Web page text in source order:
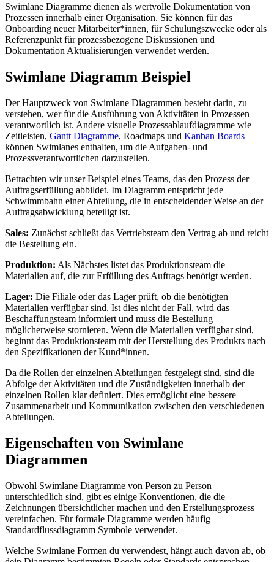
Swimlane Diagramme dienen als wertvolle Dokumentation von
Prozessen innerhalb einer Organisation. Sie können für das
Onboarding neuer Mitarbeiter*innen, für Schulungszwecke oder als
Referenzpunkt für prozessbezogene Diskussionen und
Dokumentation Aktualisierungen verwendet werden.
Swimlane Diagramm Beispiel
Der Hauptzweck von Swimlane Diagrammen besteht darin, zu
verstehen, wer für die Ausführung von Aktivitäten in Prozessen
verantwortlich ist. Andere visuelle Prozessablaufdiagramme wie
Zeitleisten, Gantt Diagramme, Roadmaps und Kanban Boards
können Swimlanes enthalten, um die Aufgaben- und
Prozessverantwortlichen darzustellen.
Betrachten wir unser Beispiel eines Teams, das den Prozess der
Auftragserfüllung abbildet. Im Diagramm entspricht jede
Schwimmbahn einer Abteilung, die in entscheidender Weise an der
Auftragsabwicklung beteiligt ist.
Sales: Zunächst schließt das Vertriebsteam den Vertrag ab und reicht
die Bestellung ein.
Produktion: Als Nächstes listet das Produktionsteam die
Materialien auf, die zur Erfüllung des Auftrags benötigt werden.
Lager: Die Filiale oder das Lager prüft, ob die benötigten
Materialien verfügbar sind. Ist dies nicht der Fall, wird das
Beschaffungsteam informiert und muss die Bestellung
möglicherweise stornieren. Wenn die Materialien verfügbar sind,
beginnt das Produktionsteam mit der Herstellung des Produkts nach
den Spezifikationen der Kund*innen.
Da die Rollen der einzelnen Abteilungen festgelegt sind, sind die
Abfolge der Aktivitäten und die Zuständigkeiten innerhalb der
einzelnen Rollen klar definiert. Dies ermöglicht eine bessere
Zusammenarbeit und Kommunikation zwischen den verschiedenen
Abteilungen.
Eigenschaften von Swimlane
Diagrammen
Obwohl Swimlane Diagramme von Person zu Person
unterschiedlich sind, gibt es einige Konventionen, die die
Zeichnungen übersichtlicher machen und den Erstellungsprozess
vereinfachen. Für formale Diagramme werden häufig
Standardflussdiagramm Symbole verwendet.
Welche Swimlane Formen du verwendest, hängt auch davon ab, ob